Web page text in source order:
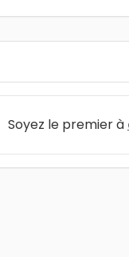
Soyez le premier à